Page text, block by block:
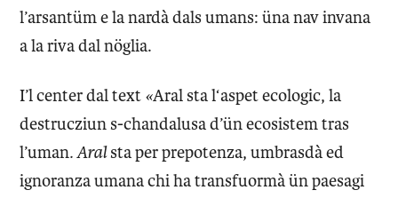
l’arsantüm e la nardà dals umans: üna nav invana
a la riva dal nöglia.
I’l center dal text «Aral sta l‘aspet ecologic, la
destrucziun s-chandalusa d’ün ecosistem tras
l’uman. Aralsta per prepotenza, umbrasdà ed
ignoranza umana chi ha transfuormà ün paesagi